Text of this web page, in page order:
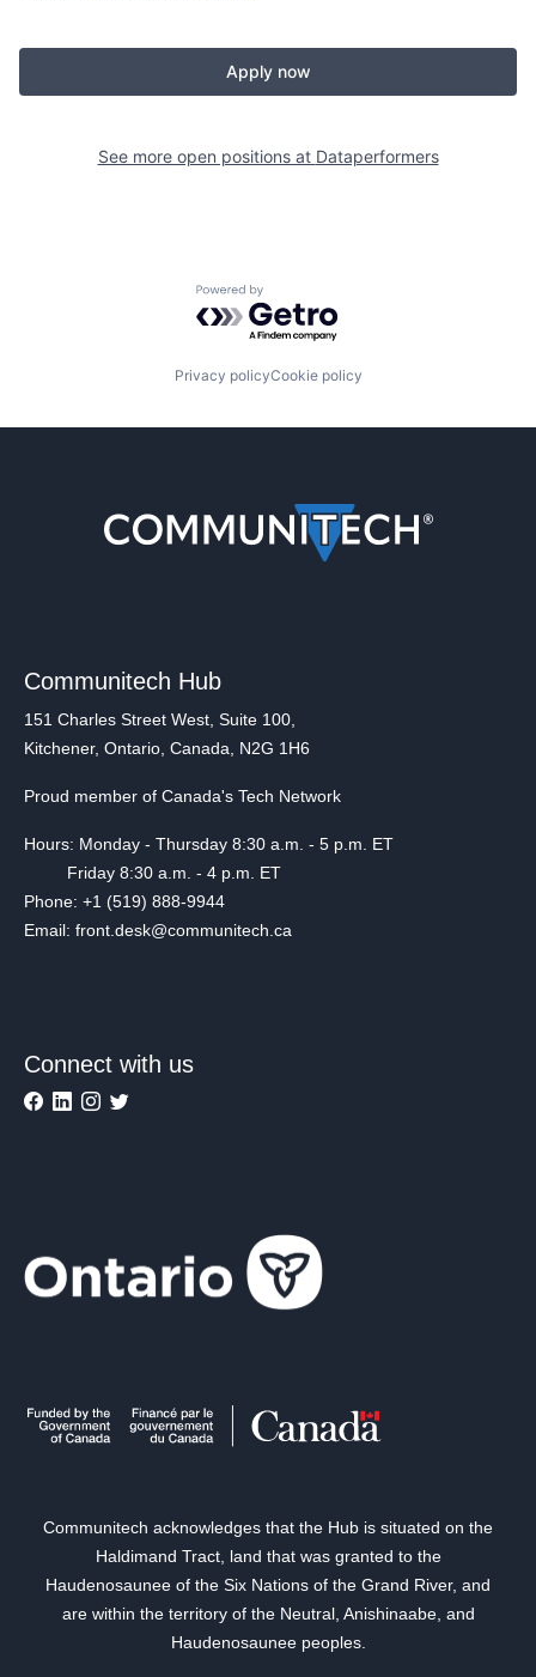
Apply now
See more open positions at Dataperformers
Powered by Getro.com
Privacy policyCookie policy
Communitech Hub
151 Charles Street West, Suite 100,
Kitchener, Ontario, Canada, N2G 1H6
Proud member of Canada's Tech Network
Hours: Monday - Thursday 8:30 a.m. - 5 p.m. ET
Friday 8:30 a.m. - 4 p.m. ET
Phone: +1 (519) 888-9944
Email: front.desk@communitech.ca
Connect with us
Communitech acknowledges that the Hub is situated on the
Haldimand Tract, land that was granted to the
Haudenosaunee of the Six Nations of the Grand River, and
are within the territory of the Neutral, Anishinaabe, and
Haudenosaunee peoples.